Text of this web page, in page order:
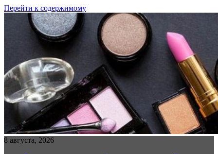
Перейти к содержимому
8 августа, 2026